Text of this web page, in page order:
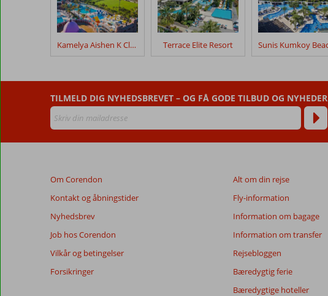
ophold
på
Royal
Spa
Anmeldelser,
der
end
48
måneder,
vises
længere
for
sikre
Kamelya Aishen K Club Terrace Elite Resort
TILMELD DIG NYHEDSBREVET – OG FÅ GODE TILBUD OG NYHEDER
Om Corendon
Kontakt og åbningstider
Nyhedsbrev
Job hos Corendon
Vilkår og betingelser
Forsikringer
Alt om din rejse
Fly-information
Information om bagage
Information om transfer
Rejsebloggen
Bæredygtig ferie
Bæredygtige hoteller